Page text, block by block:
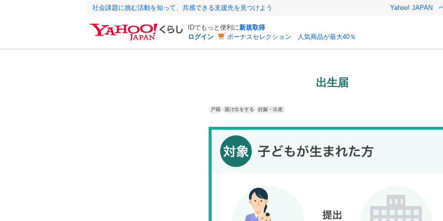
社会課題に挑む活動を知って、共感できる支援先を見つけよう Yahoo! JAPAN
IDでもっと便利に新規取得
ログイン
ボーナスセレクション 人気商品が最大40％
出生届
戸籍 届け出をする 妊娠・出産